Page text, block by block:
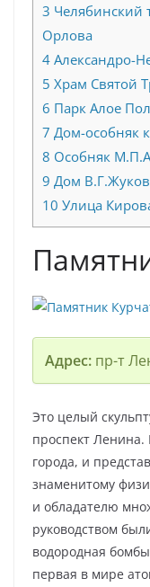
3 Челябинский
Орлова
4 Александро-
5 Храм Святой
6 Парк Алое
7 Дом-особняк
8 Особняк
9 Дом
10 Улица
Адрес:пр-т
Это целый
проспект Ленина.
города, и
знаменитому
и обладателю
руководством
водородная
первая в мире